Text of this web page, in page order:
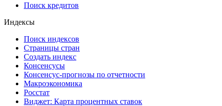
Поиск кредитов
Индексы
Поиск индексов
Страницы стран
Создать индекс
Консенсусы
Консенсус-прогнозы по отчетности
Макроэкономика
Росстат
Виджет: Карта процентных ставок